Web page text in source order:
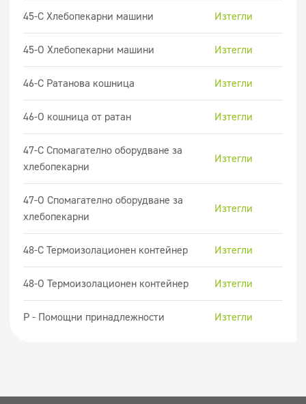
45-C Хлебопекарни машини Изтегли
45-O Хлебопекарни машини Изтегли
46-C Ратанова кошница Изтегли
46-O кошница от ратан Изтегли
47-С Спомагателно оборудване за
хлебопекарни
Изтегли
47-О Спомагателно оборудване за
хлебопекарни
Изтегли
48-C Термоизолационен контейнер Изтегли
48-O Термоизолационен контейнер Изтегли
P - Помощни принадлежности Изтегли